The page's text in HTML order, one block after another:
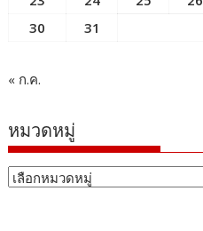
30
31
« ก.ค.
หมวดหมู่
หมวด